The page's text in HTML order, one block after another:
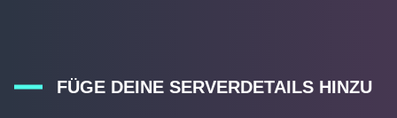
FÜGE DEINE SERVERDETAILS HINZU